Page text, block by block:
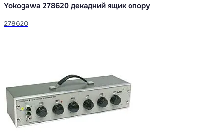
Yokogawa 278620 декадний ящик опору
278620